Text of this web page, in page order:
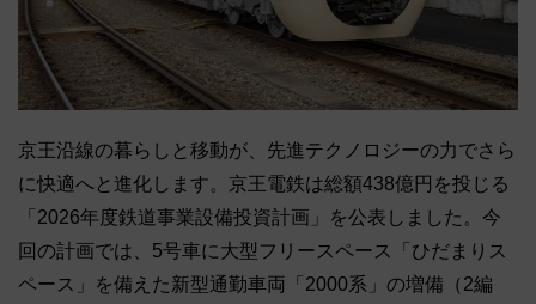
京王沿線の暮らしと移動が、先進テクノロジーの力でさら
に快適へと進化します。京王電鉄は総額438億円を投じる
「2026年度鉄道事業設備投資計画」を公表しました。今
回の計画では、5号車に大型フリースペース「ひだまりス
ペース」を備えた新型通勤車両「2000系」の増備（2編